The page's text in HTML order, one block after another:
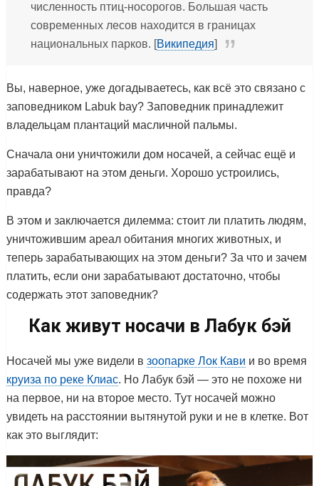
численность птиц-носорогов. Большая часть
современных лесов находится в границах
национальных парков. [Википедия]
Вы, наверное, уже догадываетесь, как всё это связано с
заповедником Labuk bay? Заповедник принадлежит
владельцам плантаций масличной пальмы.
Сначала они уничтожили дом носачей, а сейчас ещё и
зарабатывают на этом деньги. Хорошо устроились,
правда?
В этом и заключается дилемма: стоит ли платить людям,
уничтожившим ареал обитания многих животных, и
теперь зарабатывающих на этом деньги? За что и зачем
платить, если они зарабатывают достаточно, чтобы
содержать этот заповедник?
Как живут носачи в Лабук бэй
Носачей мы уже видели в зоопарке Лок Кави и во время
круиза по реке Клиас. Но Лабук бэй — это не похоже ни
на первое, ни на второе место. Тут носачей можно
увидеть на расстоянии вытянутой руки и не в клетке. Вот
как это выглядит: